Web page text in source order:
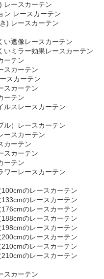
レースカーテン
ン レースカーテン
) レースカーテン
い遮像レースカーテン
いミラー効果レースカーテン
ーテン
スカーテン
スカーテン
スカーテン
ーテン
ルスレースカーテン
ル）レースカーテン
ースカーテン
カーテン
スカーテン
ーテン
ワーレースカーテン
のレースカーテン
のレースカーテン
のレースカーテン
のレースカーテン
のレースカーテン
のレースカーテン
のレースカーテン
のレースカーテン
スカーテン